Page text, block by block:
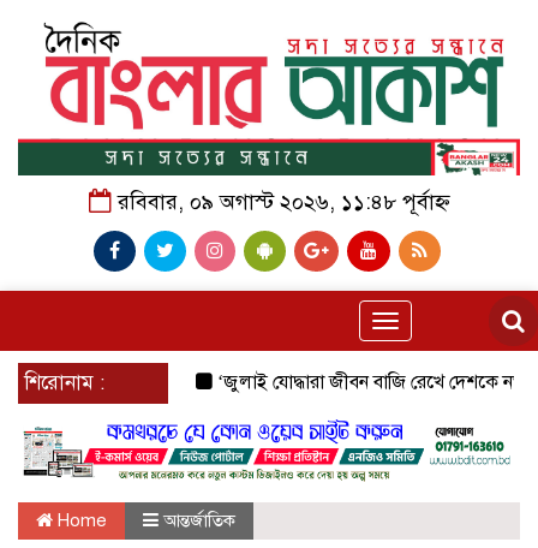
রবিবার, ০৯ অগাস্ট ২০২৬, ১১:৪৮ পূর্বাহ্ন
Toggle
navigation
শিরোনাম : ‘জুলাই যোদ্ধারা জীবন বাজি রেখে দেশকে নতুন করে
Home আন্তর্জাতিক